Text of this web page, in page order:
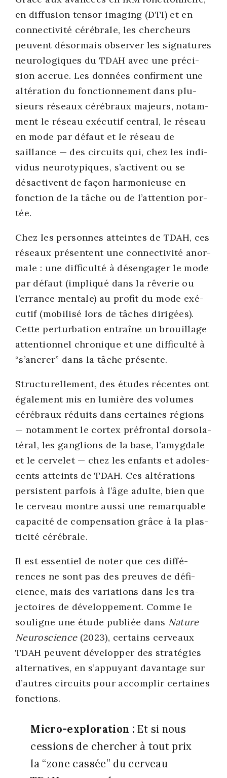
en dif­fu­sion ten­sor ima­ging (DTI) et en
connec­ti­vi­té céré­brale, les cher­cheurs
peuvent désor­mais obser­ver les signa­tures
neu­ro­lo­giques du TDAH avec une pré­ci­
sion accrue. Les don­nées confirment une
alté­ra­tion du fonc­tion­ne­ment dans plu­
sieurs réseaux céré­braux majeurs, notam­
ment le réseau exé­cu­tif cen­tral, le réseau
en mode par défaut et le réseau de
saillance — des cir­cuits qui, chez les indi­
vi­dus neu­ro­ty­piques, s’activent ou se
désac­tivent de façon har­mo­nieuse en
fonc­tion de la tâche ou de l’attention por­
tée.
Chez les per­sonnes atteintes de TDAH, ces
réseaux pré­sentent une connec­ti­vi­té anor­
male : une dif­fi­cul­té à désen­ga­ger le mode
par défaut (impli­qué dans la rêve­rie ou
l’errance men­tale) au pro­fit du mode exé­
cu­tif (mobi­li­sé lors de tâches diri­gées).
Cette per­tur­ba­tion entraîne un brouillage
atten­tion­nel chro­nique et une dif­fi­cul­té à
“s’ancrer” dans la tâche pré­sente.
Struc­tu­rel­le­ment, des études récentes ont
éga­le­ment mis en lumière des volumes
céré­braux réduits dans cer­taines régions
— notam­ment le cor­tex pré­fron­tal dor­so­la­
té­ral, les gan­glions de la base, l’amygdale
et le cer­ve­let — chez les enfants et ado­les­
cents atteints de TDAH. Ces alté­ra­tions
per­sistent par­fois à l’âge adulte, bien que
le cer­veau montre aus­si une remar­quable
capa­ci­té de com­pen­sa­tion grâce à la plas­
ti­ci­té céré­brale.
Il est essen­tiel de noter que ces dif­fé­
rences ne sont pas des preuves de défi­
cience, mais des varia­tions dans les tra­
jec­toires de déve­lop­pe­ment. Comme le
sou­ligne une étude publiée dans Nature
Neu­ros­cience(2023), cer­tains cer­veaux
TDAH peuvent déve­lop­per des stra­té­gies
alter­na­tives, en s’appuyant davan­tage sur
d’autres cir­cuits pour accom­plir cer­taines
fonc­tions.
Micro-explo­ra­tion : Et si nous
ces­sions de cher­cher à tout prix
la “zone cas­sée” du cer­veau